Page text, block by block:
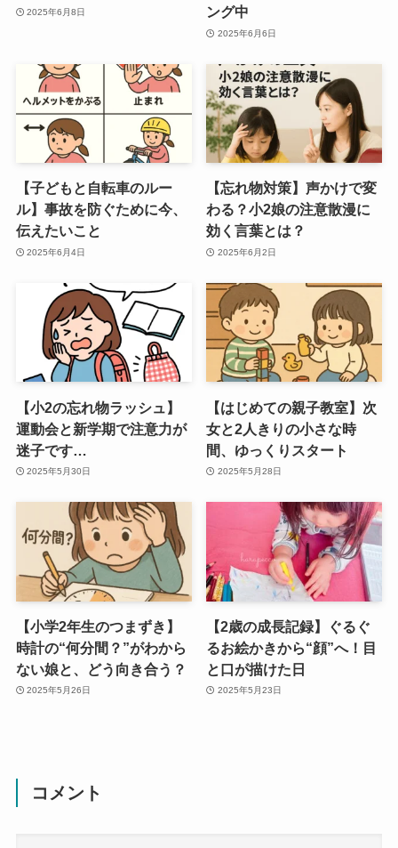
2025年6月8日
ング中
2025年6月6日
【子どもと自転車のルー
ル】事故を防ぐために今、
伝えたいこと
2025年6月4日
【忘れ物対策】声かけで変
わる？小2娘の注意散漫に
効く言葉とは？
2025年6月2日
【小2の忘れ物ラッシュ】
運動会と新学期で注意力が
迷子です…
2025年5月30日
【はじめての親子教室】次
女と2人きりの小さな時
間、ゆっくりスタート
2025年5月28日
【小学2年生のつまずき】
時計の“何分間？”がわから
ない娘と、どう向き合う？
2025年5月26日
【2歳の成長記録】ぐるぐ
るお絵かきから“顔”へ！目
と口が描けた日
2025年5月23日
コメント